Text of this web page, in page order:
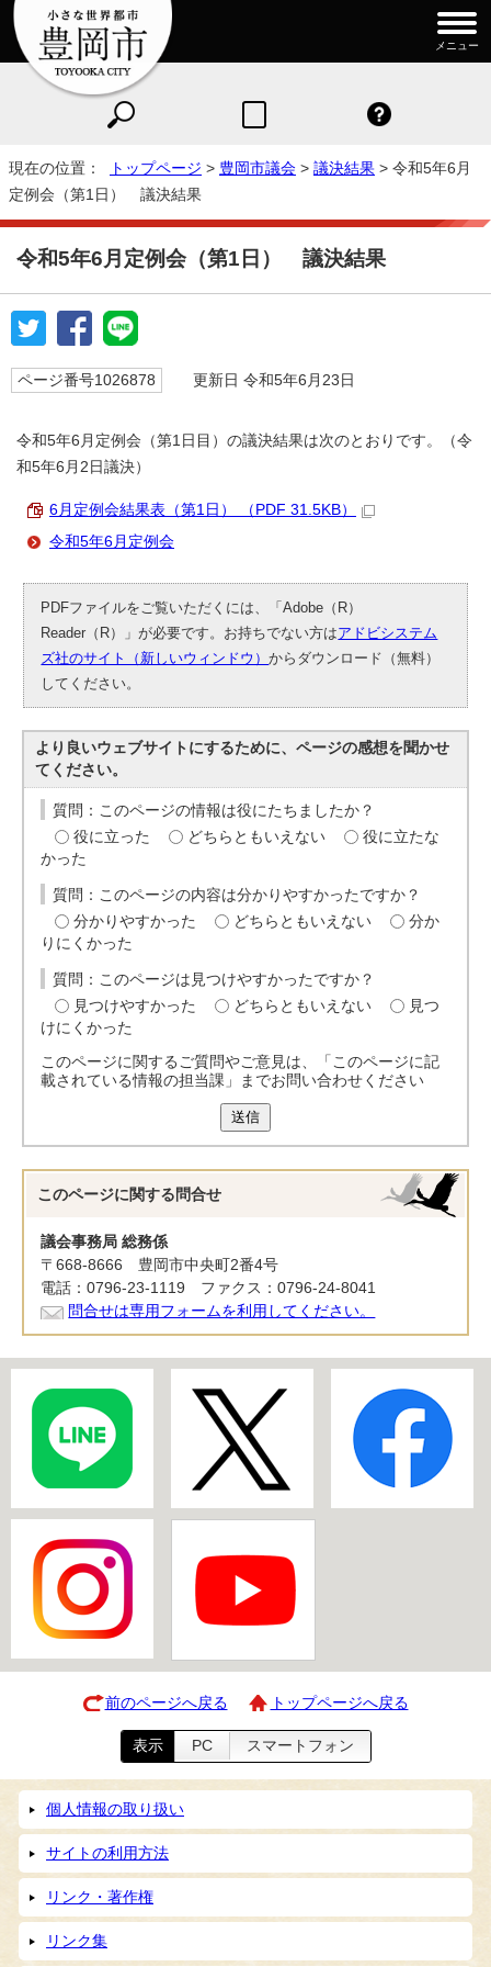
メニュー
現在の位置： トップページ > 豊岡市議会 > 議決結果 > 令和5年6月
定例会（第1日） 議決結果
令和5年6月定例会（第1日） 議決結果
ページ番号1026878 更新日 令和5年6月23日
令和5年6月定例会（第1日目）の議決結果は次のとおりです。（令
和5年6月2日議決）
6月定例会結果表（第1日） （PDF 31.5KB）
令和5年6月定例会
PDFファイルをご覧いただくには、「Adobe（R）
Reader（R）」が必要です。お持ちでない方はアドビシステム
ズ社のサイト（新しいウィンドウ）からダウンロード（無料）
してください。
より良いウェブサイトにするために、ページの感想を聞かせ
てください。
質問：このページの情報は役にたちましたか？
役に立った
どちらともいえない
役に立たな
かった
質問：このページの内容は分かりやすかったですか？
分かりやすかった
どちらともいえない
分か
りにくかった
質問：このページは見つけやすかったですか？
見つけやすかった
どちらともいえない
見つ
けにくかった
このページに関するご質問やご意見は、「このページに記
載されている情報の担当課」までお問い合わせください
送信
このページに関する 問合せ
議会事務局 総務係
〒668-8666 豊岡市中央町2番4号
電話：0796-23-1119 ファクス：0796-24-8041
問合せは専用フォームを利用してください。
前のページへ戻る トップページへ戻る
表示 PC スマートフォン
個人情報の取り扱い
サイトの利用方法
リンク・著作権
リンク集